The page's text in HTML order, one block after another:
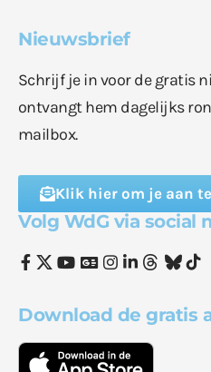
Nieuwsbrief
Schrijf je in voor de gratis
ontvangt hem dagelijks
mailbox.
Klik hier om je aan
Volg WdG via social
Download de gratis